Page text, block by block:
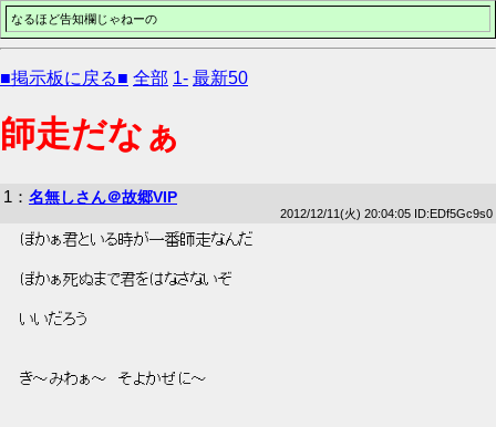
なるほど告知欄じゃねーの
■掲示板に戻る■ 全部 1- 最新50
師走だなぁ
1 ： 名無しさん＠故郷VIP
2012/12/11(火) 20:04:05 ID:EDf5Gc9s0
ぼかぁ君といる時が一番師走なんだ
ぼかぁ死ぬまで君をはなさないぞ
いいだろう
き～みわぁ～　そよかぜに～